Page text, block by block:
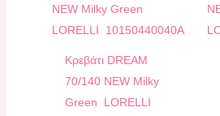
Κρεβάτι DREAM
70/140 NEW Milky
Green LORELLI